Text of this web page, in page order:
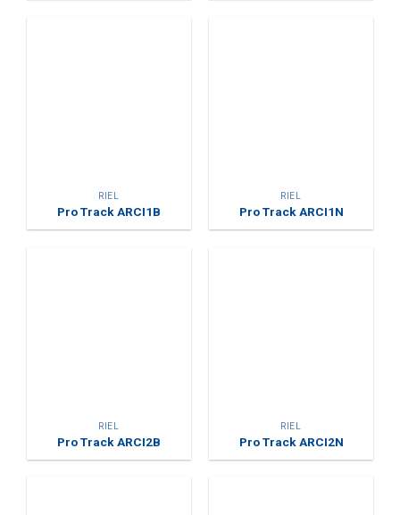
RIEL
Pro Track ARCI1B
RIEL
Pro Track ARCI1N
RIEL
Pro Track ARCI2B
RIEL
Pro Track ARCI2N